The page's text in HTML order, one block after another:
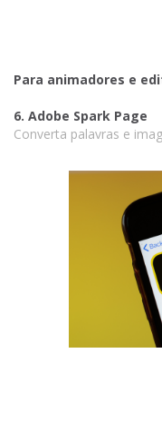
Para animadores e
6. Adobe Spark Page
Converta palavras e